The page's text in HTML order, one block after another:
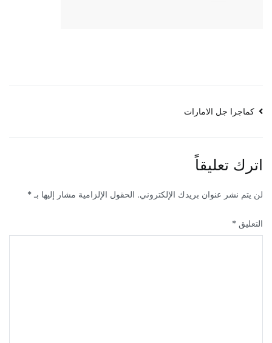
تصفّح
كماجرا جل الامارات
اترك تعليقاً
لن يتم نشر عنوان بريدك الإلكتروني. الحقول الإلزامية مشار إليها بـ *
التعليق *